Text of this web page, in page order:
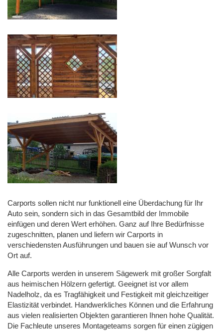
Carports sollen nicht nur funktionell eine Überdachung für Ihr
Auto sein, sondern sich in das Gesamtbild der Immobile
einfügen und deren Wert erhöhen. Ganz auf Ihre Bedürfnisse
zugeschnitten, planen und liefern wir Carports in
verschiedensten Ausführungen und bauen sie auf Wunsch vor
Ort auf.
Alle Carports werden in unserem Sägewerk mit großer Sorgfalt
aus heimischen Hölzern gefertigt. Geeignet ist vor allem
Nadelholz, da es Tragfähigkeit und Festigkeit mit gleichzeitiger
Elastizität verbindet. Handwerkliches Können und die Erfahrung
aus vielen realisierten Objekten garantieren Ihnen hohe Qualität.
Die Fachleute unseres Montageteams sorgen für einen zügigen